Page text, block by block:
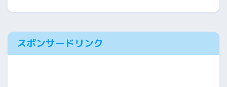
スポンサードリンク